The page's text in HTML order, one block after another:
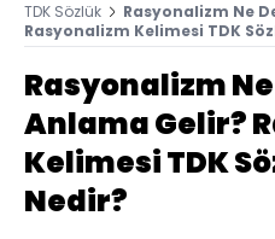
TDK Sözlük
Rasyonalizm Ne
Rasyonalizm Kelimesi TDK
Rasyonalizm
Anlama Gelir?
Kelimesi TDK
Nedir?